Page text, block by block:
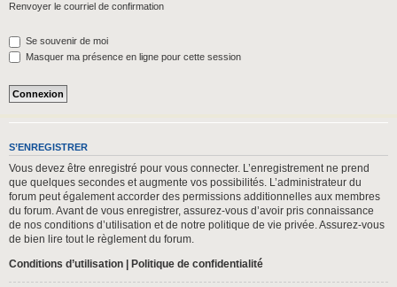
Renvoyer le courriel de confirmation
Se souvenir de moi
Masquer ma présence en ligne pour cette session
S’ENREGISTRER
Vous devez être enregistré pour vous connecter. L’enregistrement ne prend
que quelques secondes et augmente vos possibilités. L’administrateur du
forum peut également accorder des permissions additionnelles aux membres
du forum. Avant de vous enregistrer, assurez-vous d’avoir pris connaissance
de nos conditions d’utilisation et de notre politique de vie privée. Assurez-vous
de bien lire tout le règlement du forum.
Conditions d’utilisation | Politique de confidentialité